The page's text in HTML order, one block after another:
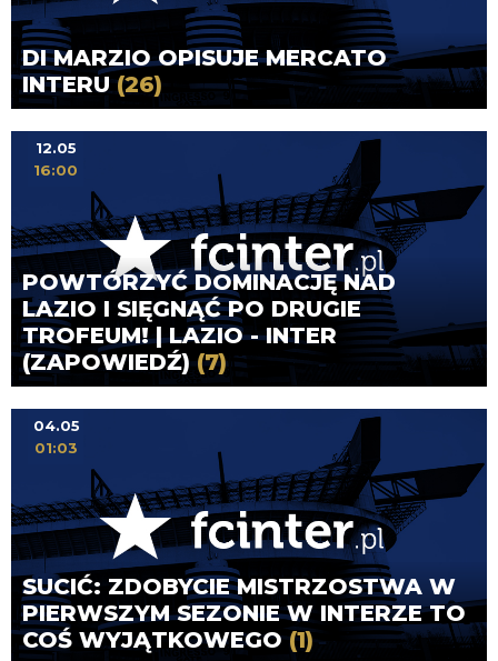
DI MARZIO OPISUJE MERCATO
INTERU(26)
POWTÓRZYĆ DOMINACJĘ NAD
LAZIO I SIĘGNĄĆ PO DRUGIE
TROFEUM! | LAZIO - INTER
(ZAPOWIEDŹ) (7)
12.05
16:00
SUCIĆ: ZDOBYCIE MISTRZOSTWA W
PIERWSZYM SEZONIE W INTERZE TO
COŚ WYJĄTKOWEGO (1)
04.05
01:03